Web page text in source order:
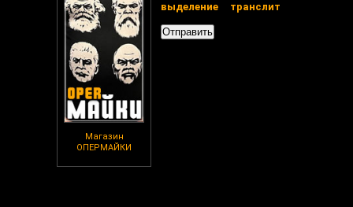
Магазин
ОПЕРМАЙКИ
выделение транслит